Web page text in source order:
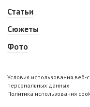
Статьи
Сюжеты
Фото
Условия использования веб-
персональных данных
Политика использования